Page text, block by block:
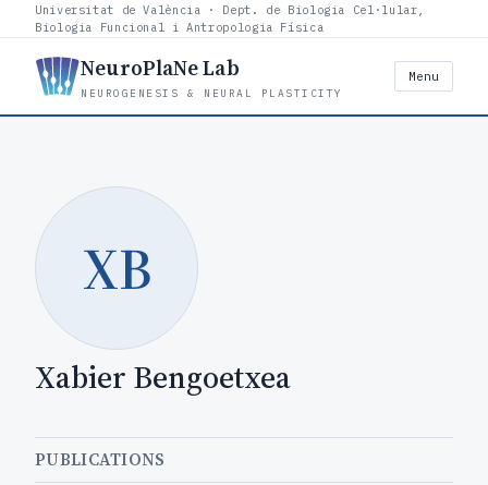
Universitat de València · Dept. de Biologia Cel·lular,
Biologia Funcional i Antropologia Física
NeuroPlaNe Lab
NEUROGENESIS & NEURAL PLASTICITY
Menu
XB
Xabier Bengoetxea
PUBLICATIONS